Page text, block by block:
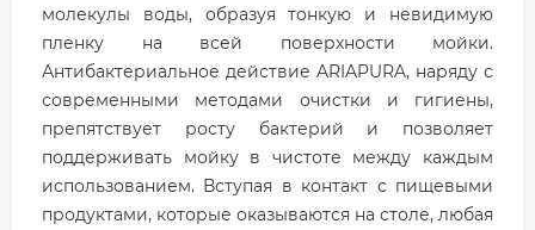
молекулы воды, образуя тонкую и невидимую
пленку на всей поверхности мойки.
Антибактериальное действие ARIAPURA, наряду с
современными методами очистки и гигиены,
препятствует росту бактерий и позволяет
поддерживать мойку в чистоте между каждым
использованием. Вступая в контакт с пищевыми
продуктами, которые оказываются на столе, любая